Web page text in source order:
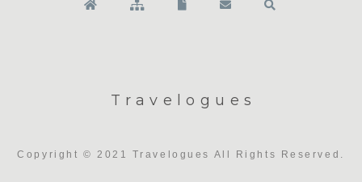
Travelogues
Copyright © 2021 Travelogues All Rights Reserved.